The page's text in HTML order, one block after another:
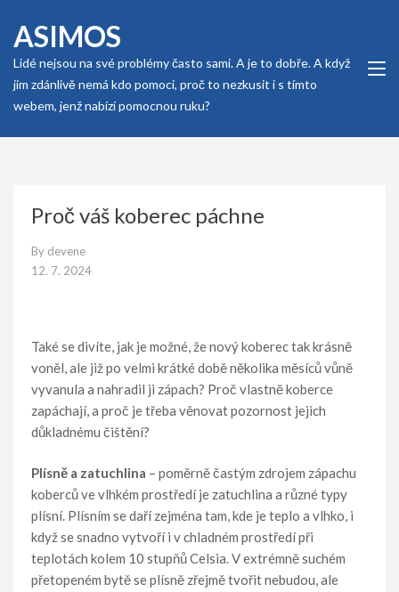
content
Enter)
ASIMOS
Lidé nejsou na své problémy často sami. A je to dobře. A když
jim zdánlivě nemá kdo pomoci, proč to nezkusit i s tímto
webem, jenž nabízí pomocnou ruku?
Proč váš koberec páchne
By devene
12. 7. 2024
Také se divíte, jak je možné, že nový koberec tak krásně
voněl, ale již po velmi krátké době několika měsíců vůně
vyvanula a nahradil ji zápach? Proč vlastně koberce
zapáchají, a proč je třeba věnovat pozornost jejich
důkladnému čištění?
Plísně a zatuchlina – poměrně častým zdrojem zápachu
koberců ve vlhkém prostředí je zatuchlina a různé typy
plísní. Plísním se daří zejména tam, kde je teplo a vlhko, i
když se snadno vytvoří i v chladném prostředí při
teplotách kolem 10 stupňů Celsia. V extrémně suchém
přetopeném bytě se plísně zřejmě tvořit nebudou, ale